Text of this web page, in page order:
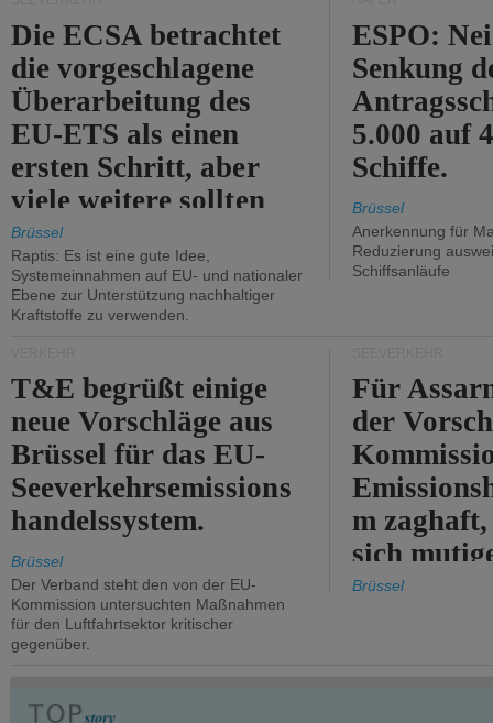
Die ECSA betrachtet
die vorgeschlagene
Überarbeitung des
EU-ETS als einen
ersten Schritt, aber
viele weitere sollten
folgen.
Brüssel
Raptis: Es ist eine gute Idee,
Systemeinnahmen auf EU- und nationaler
Ebene zur Unterstützung nachhaltiger
Kraftstoffe zu verwenden.
ESPO:
Senkung
5.000 auf
Schiffe.
Brüssel
Anerkennung für
Reduzierung
Schiffsanläufe
T&E begrüßt einige
neue Vorschläge aus
Brüssel für das EU-
Seeverkehrsemissions
handelssystem.
Brüssel
Der Verband steht den von der EU-
Kommission untersuchten Maßnahmen
für den Luftfahrtsektor kritischer
gegenüber.
Für
der
m
sich
Brüssel